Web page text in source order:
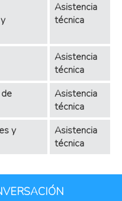
Asistencia
técnica
Asistencia
técnica
Asistencia
técnica
y
Asistencia
técnica